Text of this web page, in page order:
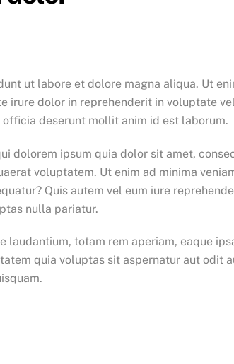
ut labore et dolore magna aliqua. Ut
irure dolor in reprehenderit in voluptate
deserunt mollit anim id est laborum.
dolorem ipsum quia dolor sit amet,
voluptatem. Ut enim ad minima
Quis autem vel eum iure
nulla pariatur.
totam rem aperiam, eaque
quia voluptas sit aspernatur aut odit